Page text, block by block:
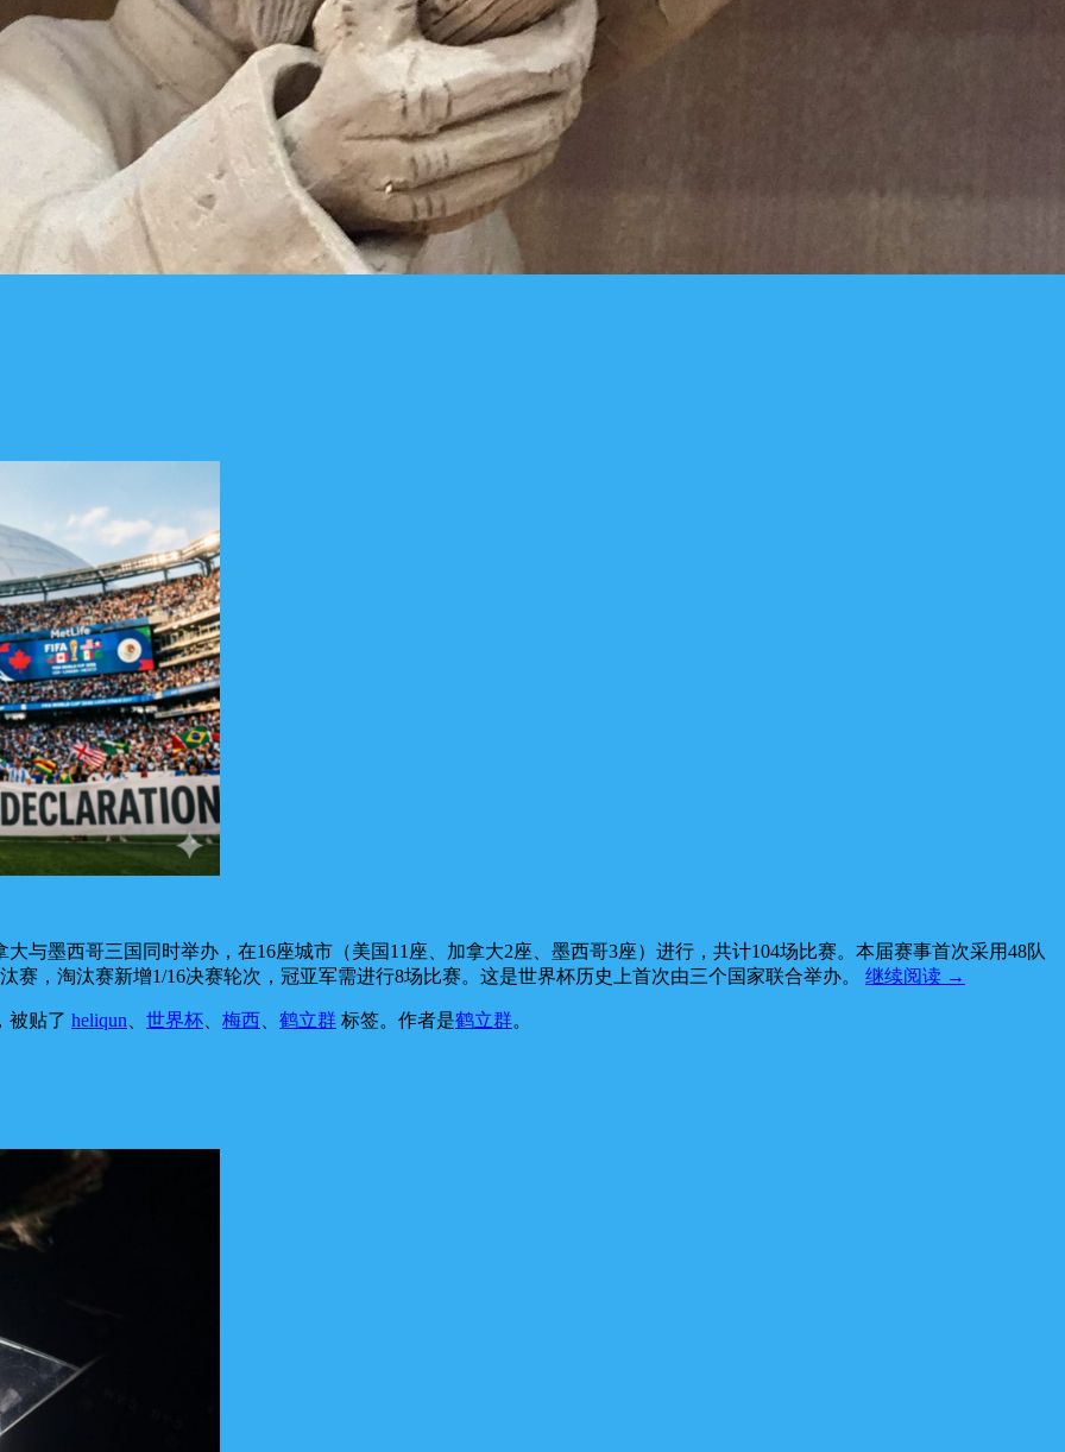
与墨西哥三国同时举办，在16座城市（美国11座、加拿大2座、墨西哥3座）进行，共计104场比赛。本届赛事首次采用48队
赛，淘汰赛新增1/16决赛轮次，冠亚军需进行8场比赛。这是世界杯历史上首次由三个国家联合举办。 继续阅读 →
被贴了 heliqun 世界杯 梅西 鹤立群 标签。 作者是鹤立群。